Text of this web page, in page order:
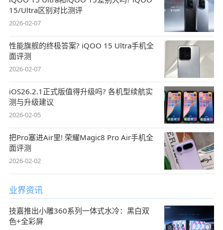
15/Ultra区别对比测评
2026-02-07
性能旗舰的终极答案? iQOO 15 Ultra手机全
面评测
2026-02-07
iOS26.2.1正式版值得升级吗? 各机型续航实
测与升级建议
2026-02-05
把Pro塞进Air里! 荣耀Magic8 Pro Air手机全
面评测
2026-02-02
业界资讯
技嘉推出小雕360系列一体式水冷：黑白双
色+全彩屏